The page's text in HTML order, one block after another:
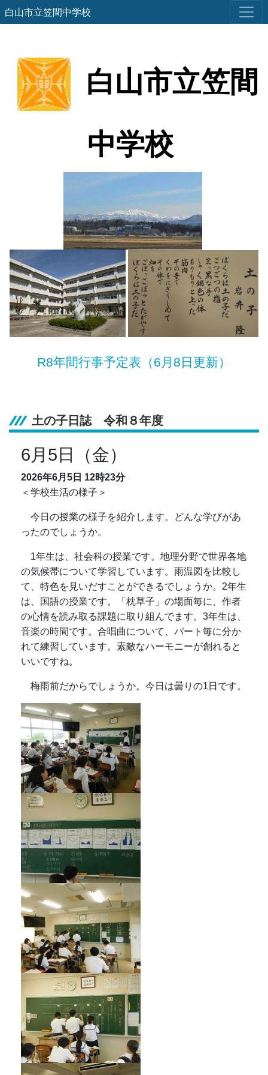
白山市立笠間中学校
白山市立笠間
中学校
R8年間行事予定表（6月8日更新）
土の子日誌 令和８年度
6月5日（金）
2026年6月5日 12時23分
＜学校生活の様子＞
今日の授業の様子を紹介します。どんな学びがあ
ったのでしょうか。
1年生は、社会科の授業です。地理分野で世界各地
の気候帯について学習しています。雨温図を比較し
て、特色を見いだすことができるでしょうか。2年生
は、国語の授業です。「枕草子」の場面毎に、作者
の心情を読み取る課題に取り組んでます。3年生は、
音楽の時間です。合唱曲について、パート毎に分か
れて練習しています。素敵なハーモニーが創れると
いいですね。
梅雨前だからでしょうか。今日は曇りの1日です。